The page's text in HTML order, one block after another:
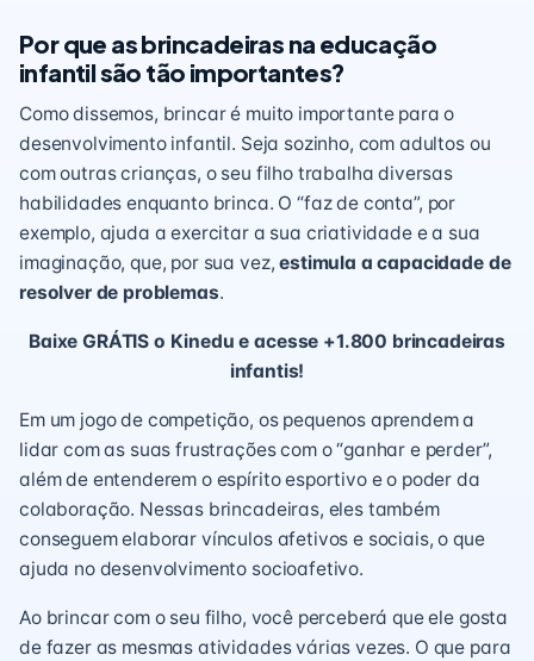
Por que as brincadeiras na educação
infantil são tão importantes?
Como dissemos, brincar é muito importante para o
desenvolvimento infantil. Seja sozinho, com adultos ou
com outras crianças, o seu filho trabalha diversas
habilidades enquanto brinca. O “faz de conta”, por
exemplo, ajuda a exercitar a sua criatividade e a sua
imaginação, que, por sua vez,estimula a capacidade de
resolver de problemas.
Baixe GRÁTIS o Kinedu e acesse +1.800 brincadeiras
infantis!
Em um jogo de competição, os pequenos aprendem a
lidar com as suas frustrações com o “ganhar e perder”,
além de entenderem o espírito esportivo e o poder da
colaboração. Nessas brincadeiras, eles também
conseguem elaborar vínculos afetivos e sociais, o que
ajuda no desenvolvimento socioafetivo.
Ao brincar com o seu filho, você perceberá que ele gosta
de fazer as mesmas atividades várias vezes. O que para